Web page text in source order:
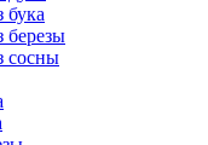
бука
березы
сосны